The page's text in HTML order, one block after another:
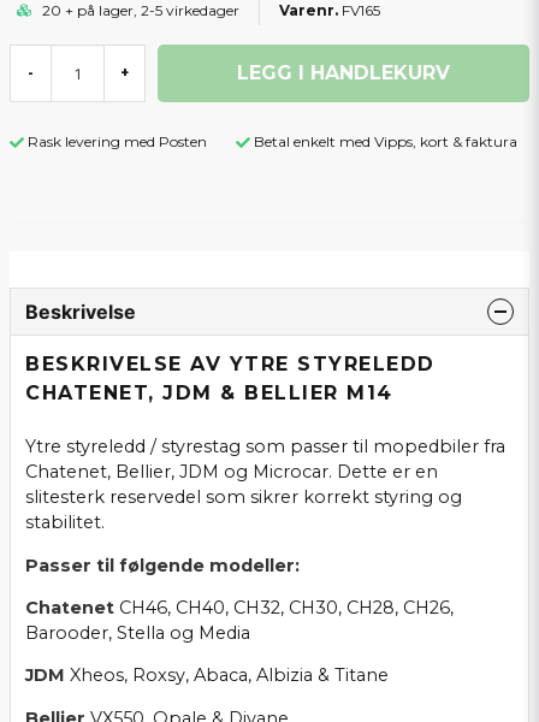
20 + på lager, 2-5 virkedager FV165
- + LEGG I HANDLEKURV
Rask levering med Posten Betal enkelt med Vipps, kort & faktura
Beskrivelse
BESKRIVELSE AV YTRE STYRELEDD
CHATENET, JDM & BELLIER M14
Ytre styreledd / styrestag som passer til mopedbiler fra
Chatenet, Bellier, JDM og Microcar. Dette er en
slitesterk reservedel som sikrer korrekt styring og
stabilitet.
Passer til følgende modeller:
Chatenet CH46, CH40, CH32, CH30, CH28, CH26,
Barooder, Stella og Media
JDM Xheos, Roxsy, Abaca, Albizia & Titane